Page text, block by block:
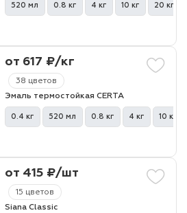
520 мл 0.8 кг 4 кг 10 кг 20 кг
38 цветов
от 617 ₽/кг
Эмаль термостойкая CERTA
0.4 кг 520 мл 0.8 кг 4 кг 10 кг
15 цветов
от 415 ₽/шт
Siana Classic